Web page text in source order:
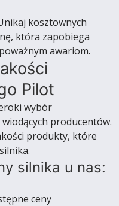
kosztownych
która zapobiega
awariom.
Pilot
wybór
producentów.
produkty, które
silnika u nas:
ceny